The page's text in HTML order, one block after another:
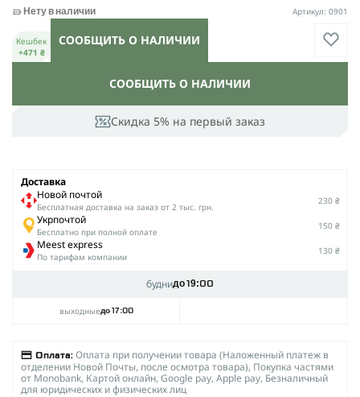
Скидка 5% на первый заказ
СООБЩИТЬ О НАЛИЧИИ
Нету в наличии Артикул: 0901
Кешбек
+471 ₴
СООБЩИТЬ О НАЛИЧИИ
Доставка
Новой почтой
Беcплатная доставка на заказ от 2 тыс. грн.
230 ₴
Укрпочтой
Бесплатно при полной оплате
150 ₴
Meest express
По тарифам компании
130 ₴
буднидо 19:00
выходныедо 17:00
Оплата: Оплата при получении товара (Наложенный платеж в
отделении Новой Почты, после осмотра товара), Покупка частями
от Monobank, Картой онлайн, Google pay, Apple pay, Безналичный
для юридических и физических лиц